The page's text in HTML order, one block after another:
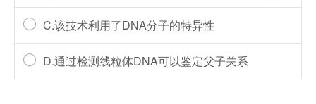
C.该技术利用了DNA分子的特异性
D.通过检测线粒体DNA可以鉴定父子关系